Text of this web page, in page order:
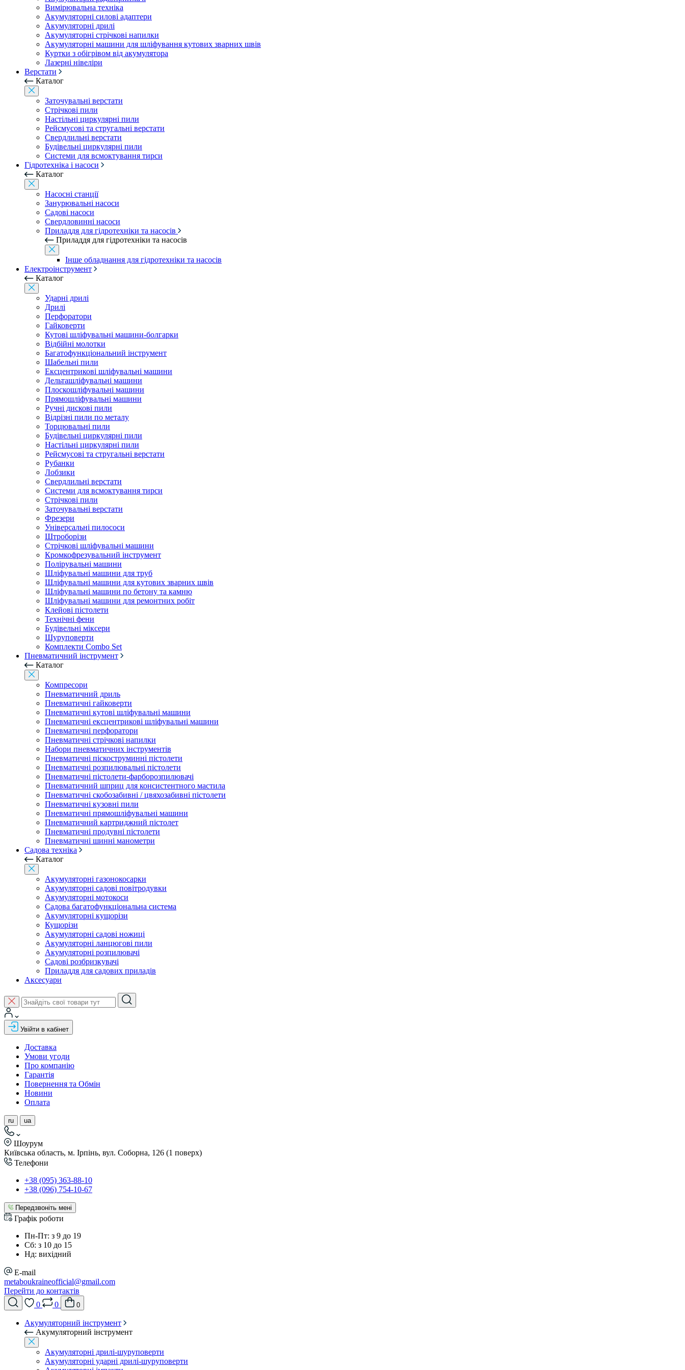
Вимірювальна техніка
Акумуляторні силові адаптери
Акумуляторні дрилі
Акумуляторні стрічкові напилки
Акумуляторні машини для шліфування кутових зварних швів
Куртки з обігрівом від акумулятора
Лазерні нівеліри
Верстати
Каталог
Заточувальні верстати
Стрічкові пили
Настільні циркулярні пили
Рейсмусові та стругальні верстати
Свердлильні верстати
Будівельні циркулярні пили
Системи для всмоктування тирси
Гідротехніка і насоси
Каталог
Насосні станції
Занурювальні насоси
Садові насоси
Свердловинні насоси
Приладдя для гідротехніки та насосів
Приладдя для гідротехніки та насосів
Інше обладнання для гідротехніки та насосів
Електроінструмент
Каталог
Ударні дрилі
Дрилі
Перфоратори
Гайковерти
Кутові шліфувальні машини-болгарки
Відбійні молотки
Багатофункціональний інструмент
Шабельні пили
Ексцентрикові шліфувальні машини
Дельташліфувальні машини
Плоскошліфувальні машини
Прямошліфувальні машини
Ручні дискові пили
Відрізні пили по металу
Торцювальні пили
Будівельні циркулярні пили
Настільні циркулярні пили
Рейсмусові та стругальні верстати
Рубанки
Лобзики
Свердлильні верстати
Системи для всмоктування тирси
Стрічкові пили
Заточувальні верстати
Фрезери
Універсальні пилососи
Штроборізи
Стрічкові шліфувальні машини
Кромкофрезувальний інструмент
Полірувальні машини
Шліфувальні машини для труб
Шліфувальні машини для кутових зварних швів
Шліфувальні машини по бетону та камню
Шліфувальні машини для ремонтних робіт
Клейові пістолети
Технічні фени
Будівельні міксери
Шуруповерти
Комплекти Combo Set
Пневматичний інструмент
Каталог
Компресори
Пневматичний дриль
Пневматичні гайковерти
Пневматичні кутові шліфувальні машини
Пневматичні ексцентрикові шліфувальні машини
Пневматичні перфоратори
Пневматичні стрічкові напилки
Набори пневматичних інструментів
Пневматичні піскоструминні пістолети
Пневматичні розпилювальні пістолети
Пневматичні пістолети-фарборозпилювачі
Пневматичний шприц для консистентного мастила
Пневматичні скобозабивні / цвяхозабивні пістолети
Пневматичні кузовні пили
Пневматичні прямошліфувальні машини
Пневматичний картриджний пістолет
Пневматичні продувні пістолети
Пневматичні шинні манометри
Садова техніка
Каталог
Акумуляторні газонокосарки
Акумуляторні садові повітродувки
Акумуляторні мотокоси
Садова багатофункціональна система
Акумуляторні кущорізи
Кущорізи
Акумуляторні садові ножиці
Акумуляторні ланцюгові пили
Акумуляторні розпилювачі
Садові розбризкувачі
Приладдя для садових приладів
Аксесуари
Увійти в кабінет
Доставка
Умови угоди
Про компанію
Гарантія
Повернення та Обмін
Новини
Оплата
ru ua
Шоурум
Київська область, м. Ірпінь, вул. Соборна, 126 (1 поверх)
Телефони
+38 (095) 363-88-10
+38 (096) 754-10-67
Передзвоніть мені
Графік роботи
Пн-Пт: з 9 до 19
Сб: з 10 до 15
Нд: вихідний
E-mail
metaboukraineofficial@gmail.com
Перейти до контактів
0
0 0
Акумуляторний інструмент
Акумуляторний інструмент
Акумуляторні дрилі-шуруповерти
Акумуляторні ударні дрилі-шуруповерти